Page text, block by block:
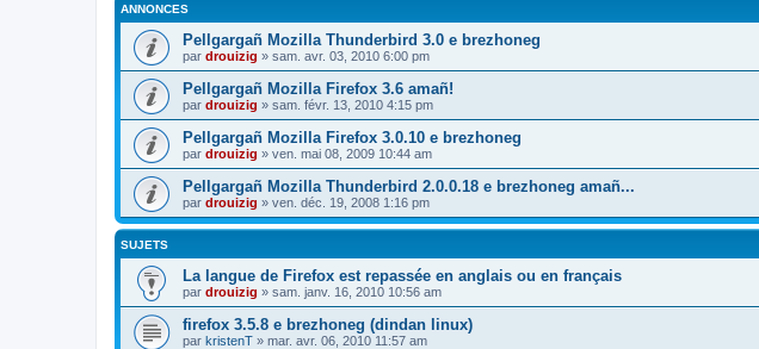
ANNONCES
Pellgargañ Mozilla Thunderbird 3.0 e brezhoneg
par drouizig » sam. avr. 03, 2010 6:00 pm
Pellgargañ Mozilla Firefox 3.6 amañ!
par drouizig » sam. févr. 13, 2010 4:15 pm
Pellgargañ Mozilla Firefox 3.0.10 e brezhoneg
par drouizig » ven. mai 08, 2009 10:44 am
Pellgargañ Mozilla Thunderbird 2.0.0.18 e brezhoneg amañ...
par drouizig » ven. déc. 19, 2008 1:16 pm
SUJETS
La langue de Firefox est repassée en anglais ou en français
par drouizig » sam. janv. 16, 2010 10:56 am
firefox 3.5.8 e brezhoneg (dindan linux)
par kristenT » mar. avr. 06, 2010 11:57 am